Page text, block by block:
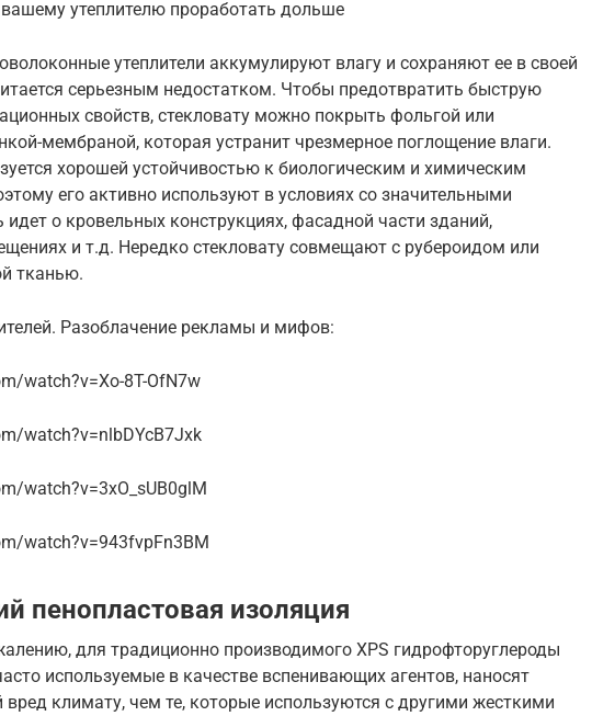
утеплителю проработать дольше
утеплители аккумулируют влагу и сохраняют ее в своей
серьезным недостатком. Чтобы предотвратить быструю
свойств, стекловату можно покрыть фольгой или
мембраной, которая устранит чрезмерное поглощение влаги.
хорошей устойчивостью к биологическим и химическим
его активно используют в условиях со значительными
идет о кровельных конструкциях, фасадной части зданий,
и т.д. Нередко стекловату совмещают с рубероидом или
тканью.
Разоблачение рекламы и мифов:
watch?v=Xo-8T-OfN7w
watch?v=nlbDYcB7Jxk
watch?v=3xO_sUB0glM
watch?v=943fvpFn3BM
пенопластовая изоляция
для традиционно производимого XPS гидрофторуглероды
используемые в качестве вспенивающих агентов, наносят
климату, чем те, которые используются с другими жесткими